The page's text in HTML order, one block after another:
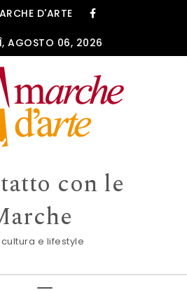
D'ARTE
AGOSTO 06, 2026
con le
e lifestyle